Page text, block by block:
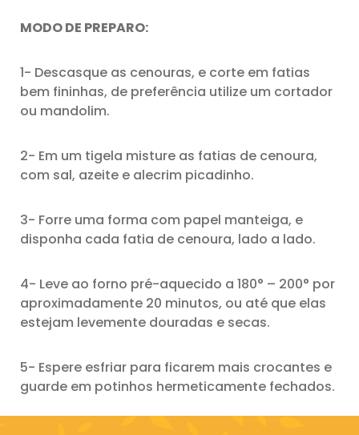
MODO DE PREPARO:
1- Descasque as cenouras, e corte em fatias
bem fininhas, de preferência utilize um cortador
ou mandolim.
2- Em um tigela misture as fatias de cenoura,
com sal, azeite e alecrim picadinho.
3- Forre uma forma com papel manteiga, e
disponha cada fatia de cenoura, lado a lado.
4- Leve ao forno pré-aquecido a 180° – 200° por
aproximadamente 20 minutos, ou até que elas
estejam levemente douradas e secas.
5- Espere esfriar para ficarem mais crocantes e
guarde em potinhos hermeticamente fechados.